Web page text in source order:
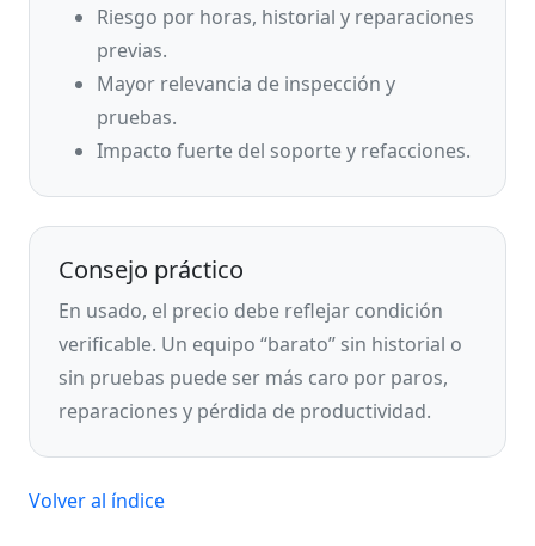
Riesgo por horas, historial y reparaciones
previas.
Mayor relevancia de inspección y
pruebas.
Impacto fuerte del soporte y refacciones.
Consejo práctico
En usado, el precio debe reflejar condición
verificable. Un equipo “barato” sin historial o
sin pruebas puede ser más caro por paros,
reparaciones y pérdida de productividad.
Volver al índice